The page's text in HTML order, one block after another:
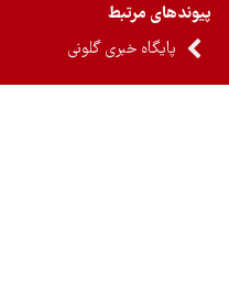
مرتبط
پایگاه خبری گلونی